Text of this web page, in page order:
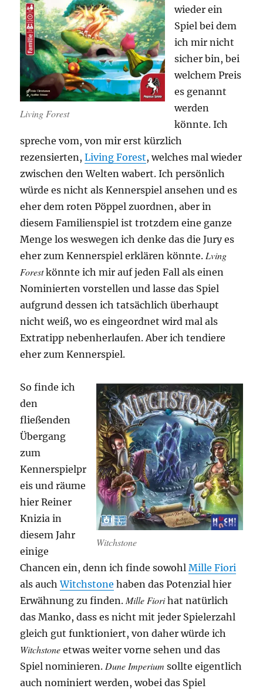
Living Forest
wieder ein
Spiel bei dem
ich mir nicht
sicher bin, bei
welchem Preis
es genannt
werden
könnte. Ich
spreche vom, von mir erst kürzlich
rezensierten,Living Forest, welches mal wieder
zwischen den Welten wabert. Ich persönlich
würde es nicht als Kennerspiel ansehen und es
eher dem roten Pöppel zuordnen, aber in
diesem Familienspiel ist trotzdem eine ganze
Menge los weswegen ich denke das die Jury es
eher zum Kennerspiel erklären könnte. Lving
Forestkönnte ich mir auf jeden Fall als einen
Nominierten vorstellen und lasse das Spiel
aufgrund dessen ich tatsächlich überhaupt
nicht weiß, wo es eingeordnet wird mal als
Extratipp nebenherlaufen. Aber ich tendiere
eher zum Kennerspiel.
Witchstone
So finde ich
den
fließenden
Übergang
zum
Kennerspielpr
eis und räume
hier Reiner
Knizia in
diesem Jahr
einige
Chancen ein, denn ich finde sowohlMille Fiori
als auchWitchstone haben das Potenzial hier
Erwähnung zu finden. Mille Fiorihat natürlich
das Manko, dass es nicht mit jeder Spielerzahl
gleich gut funktioniert, von daher würde ich
Witchstone etwas weiter vorne sehen und das
Spiel nominieren. Dune Imperium sollte eigentlich
auch nominiert werden, wobei das Spiel